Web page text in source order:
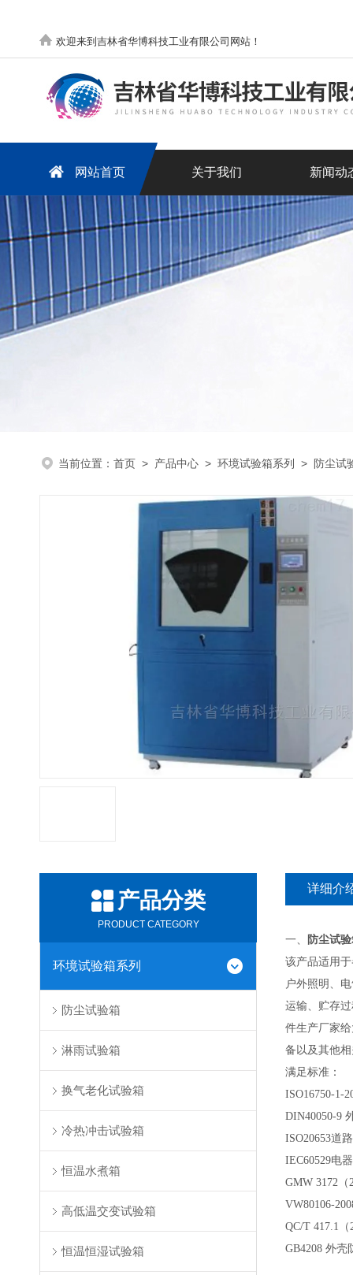
欢迎来到吉林省华博科技工业有限公司网站！
网站首页 关于我们 新闻动
当前位置： 首页 > 产品中心 > 环境试验箱系列 > 防尘试
产品分类
PRODUCT CATEGORY
环境试验箱系列
防尘试验箱
淋雨试验箱
换气老化试验箱
冷热冲击试验箱
恒温水煮箱
高低温交变试验箱
恒温恒湿试验箱
详细介
一、
防尘试
该产品适用
户外照明、
运输、贮存
件生产厂家
备以及其他
满足标准：
ISO16750-1-
DIN40050-9
ISO20653道
IEC60529电
GMW 3172
VW80106-
QC/T 417.1
GB4208 外壳